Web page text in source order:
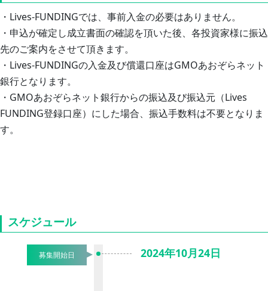
・Lives-FUNDINGでは、事前入金の必要はありません。
・申込が確定し成立書面の確認を頂いた後、各投資家様に振込
先のご案内をさせて頂きます。
・Lives-FUNDINGの入金及び償還口座はGMOあおぞらネット
銀行となります。
・GMOあおぞらネット銀行からの振込及び振込元（Lives
FUNDING登録口座）にした場合、振込手数料は不要となりま
す。
スケジュール
募集開始日 2024年10月24日